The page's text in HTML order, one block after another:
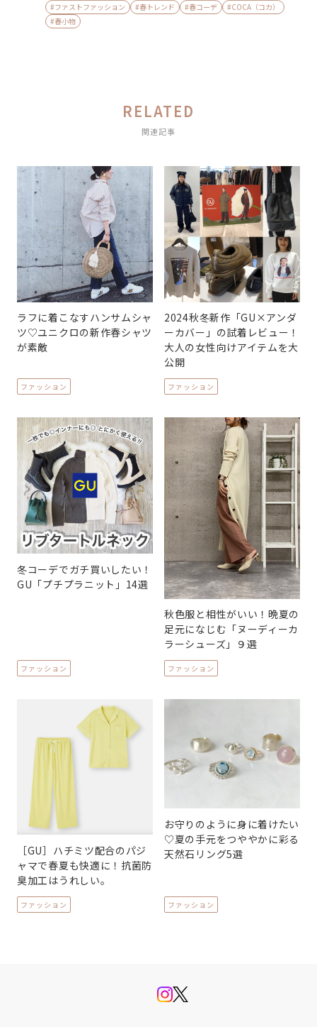
#ファストファッション #春トレンド #春コーデ
#COCA（コカ）
#春小物
RELATED
関連記事
ラフに着こなすハンサムシャ
ツ♡ユニクロの新作春シャツ
が素敵
ファッション
2024秋冬新作「GU×アンダ
ーカバー」の試着レビュー！
大人の女性向けアイテムを大
公開
ファッション
冬コーデでガチ買いしたい！
GU「プチプラニット」14選
ファッション
秋色服と相性がいい！晩夏の
足元になじむ「ヌーディーカ
ラーシューズ」９選
ファッション
［GU］ハチミツ配合のパジ
ャマで春夏も快適に！抗菌防
臭加工はうれしい。
ファッション
お守りのように身に着けたい
♡夏の手元をつややかに彩る
天然石リング5選
ファッション